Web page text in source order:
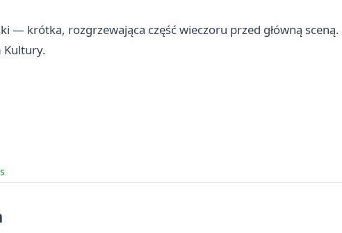
— krótka, rozgrzewająca część wieczoru przed główną sceną.
Kultury.